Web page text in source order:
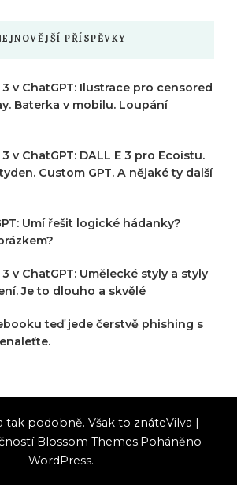
PŘÍSPĚVKY
3 v ChatGPT: Ilustrace pro censored
Baterka v mobilu. Loupání
v ChatGPT: DALL E 3 pro Ecoistu.
Custom GPT. A nějaké ty další
Umí řešit logické hádanky?
v ChatGPT: Umělecké styly a styly
Je to dlouho a skvělé
teď jede čerstvě phishing s
tak podobně. Však to znáteVilva |
Blossom Themes.Poháněno
WordPress.